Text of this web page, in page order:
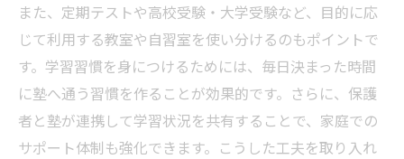
また、定期テストや高校受験・大学受験など、目的に応
じて利用する教室や自習室を使い分けるのもポイントで
す。学習習慣を身につけるためには、毎日決まった時間
に塾へ通う習慣を作ることが効果的です。さらに、保護
者と塾が連携して学習状況を共有することで、家庭での
サポート体制も強化できます。こうした工夫を取り入れ